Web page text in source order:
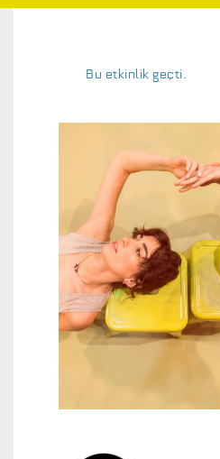
Bu etkinlik geçti.